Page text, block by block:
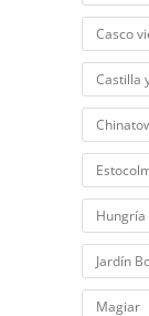
Casco
Castilla
Hungría
Jardín
Magiar